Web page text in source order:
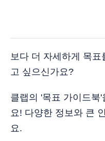
보다 더 자세하게 목
고 싶으신가요?
클랩의 '목표 가이드북
요! 다양한 정보와 큰
요.